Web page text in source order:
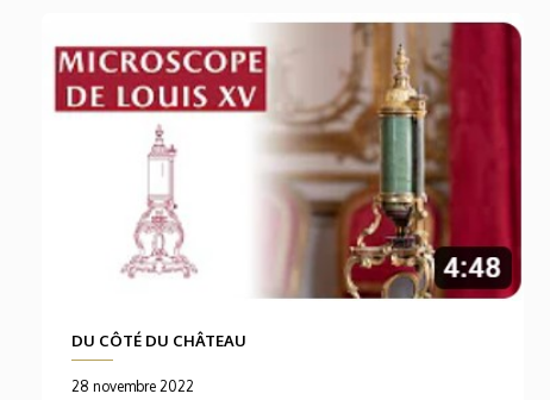
DU CÔTÉ DU CHÂTEAU
28 novembre 2022